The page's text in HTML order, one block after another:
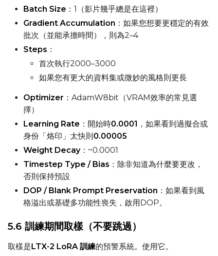
Prompt
LoRA Scale
Width
Batch Size ：1（影片幾乎總是在這裡）
Gradient Accumulation ：如果您想要更穩定的有效
批次（並能承擔時間），則為2–4
Steps ：
首次執行2000–3000
如果您有更大的資料集或微妙的風格則更長
Optimizer ：AdamW8bit（VRAM效率的常見選
擇）
Learning Rate ：開始時0.0001 ，如果看到過擬合或
身份「烙印」太快則0.00005
Weight Decay：~0.0001
Timestep Type / Bias ：除非知道為什麼要更改，
否則保持預設
DOP / Blank Prompt Preservation ：如果看到風
格溢出或基礎多功能性喪失，啟用DOP。
5.6 訓練期間取樣（不要跳過）
取樣是LTX-2 LoRA 訓練的預警系統。使用它。